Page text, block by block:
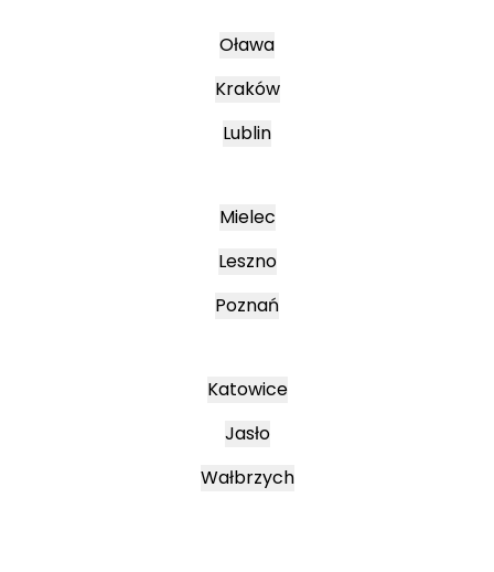
Oława
Kraków
Lublin
Mielec
Leszno
Poznań
Katowice
Jasło
Wałbrzych